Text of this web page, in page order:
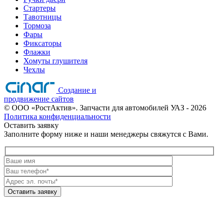
Стартеры
Тавотницы
Тормоза
Фары
Фиксаторы
Флажки
Хомуты глушителя
Чехлы
Создание и
продвижение сайтов
© ООО «РостАктив». Запчасти для автомобилей УАЗ - 2026
Политика конфиденциальности
Оставить заявку
Заполните форму ниже и наши менеджеры свяжутся с Вами.
Оставить заявку